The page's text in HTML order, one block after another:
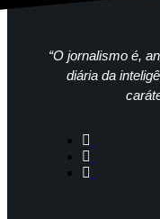
“O jornalismo é,
diária da